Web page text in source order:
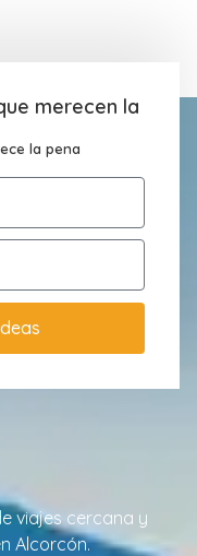
merecen la
la pena
viajes cercana y
Alcorcón.